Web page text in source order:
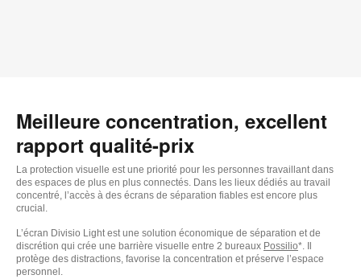
Meilleure concentration, excellent
rapport qualité-prix
La protection visuelle est une priorité pour les personnes travaillant dans
des espaces de plus en plus connectés. Dans les lieux dédiés au travail
concentré, l’accès à des écrans de séparation fiables est encore plus
crucial.
L’écran Divisio Light est une solution économique de séparation et de
discrétion qui crée une barrière visuelle entre 2 bureaux Possilio*. Il
protège des distractions, favorise la concentration et préserve l’espace
personnel.